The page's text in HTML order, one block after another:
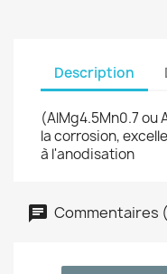
Description
(AlMg4.5Mn0.7 ou
la corrosion,
à l'anodisation
Commentaires